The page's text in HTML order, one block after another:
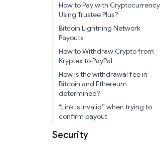
How to Pay with Cryptocurrency
Using Trustee Plus?
Bitcoin Lightning Network
Payouts
How to Withdraw Crypto from
Kryptex to PayPal
How is the withdrawal fee in
Bitcoin and Ethereum
determined?
“Link is invalid” when trying to
confirm payout
Security